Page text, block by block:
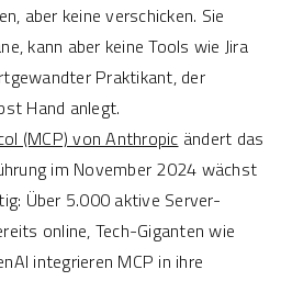
aber keine verschicken. Sie
kann aber keine Tools wie Jira
Praktikant, der
Hand anlegt.
(MCP) von Anthropic ändert das
im November 2024 wächst
Über 5.000 aktive Server-
online, Tech-Giganten wie
integrieren MCP in ihre